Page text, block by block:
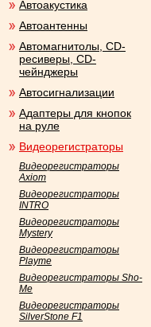
Автоакустика
Автоантенны
Автомагнитолы, CD-
ресиверы, CD-
чейнджеры
Автосигнализации
Адаптеры для кнопок
на руле
Видеорегистраторы
Видеорегистраторы
Axiom
Видеорегистраторы
INTRO
Видеорегистраторы
Mystery
Видеорегистраторы
Playme
Видеорегистраторы Sho-
Me
Видеорегистраторы
SilverStone F1